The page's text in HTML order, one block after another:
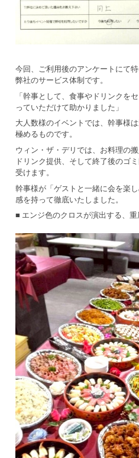
今回、ご利用後のアンケートにて
弊社のサービス体制です。
「幹事として、食事やドリンクを
っていただけて助かりました」
大人数様のイベントでは、幹事様
極めるものです。
ウィン・ザ・デリでは、お料理の
ドリンク提供、そして終了後のゴ
受けます。
幹事様が「ゲストと一緒に会を楽
感を持って徹底いたしました。
■ エンジ色のクロスが演出する、